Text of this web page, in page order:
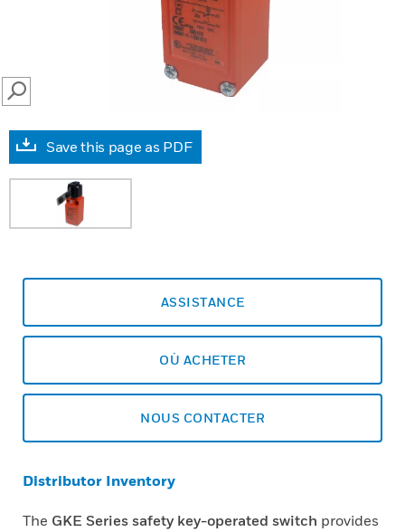
SEARCH
Save this page as PDF
ASSISTANCE
OÙ ACHETER
NOUS CONTACTER
Distributor Inventory
The GKE Series safety key-operated switch provides